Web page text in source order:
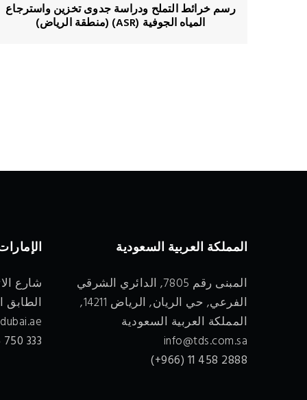
رسم خرائط التملح ودراسة جدوى تخزين واسترجاع
المياه الجوفية (ASR) (منطقة الرياض)
المملكة العربية السعودية
المبنى رقم 7805, الدائري الشرقي
الفرعي, حي الريان, الرياض 14211,
المملكة العربية السعودية
info@tds.com.sa
2888 458 11 (966+)
الطابق
333 750 45 (971+)